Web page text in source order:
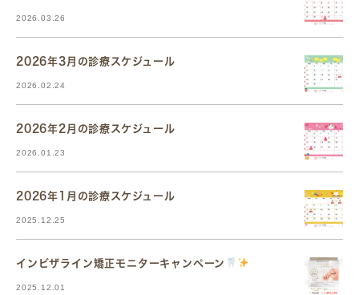
2026.03.26
2026年3月の診療スケジュール
2026.02.24
2026年2月の診療スケジュール
2026.01.23
2026年1月の診療スケジュール
2025.12.25
インビザライン矯正モニターキャンペーン
2025.12.01